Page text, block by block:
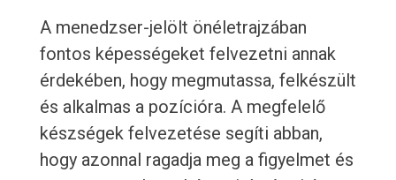
A menedzser-jelölt önéletrajzában
fontos képességeket felvezetni annak
érdekében, hogy megmutassa, felkészült
és alkalmas a pozícióra. A megfelelő
készségek felvezetése segíti abban,
hogy azonnal ragadja meg a figyelmet és